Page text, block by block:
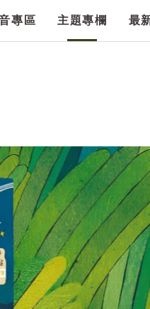
專區 主題專欄 最